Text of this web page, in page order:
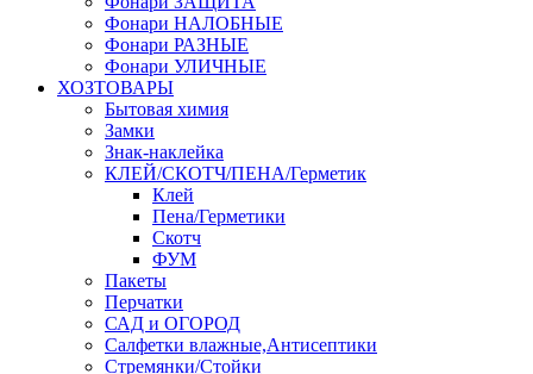
Фонари НАЛОБНЫЕ
Фонари РАЗНЫЕ
Фонари УЛИЧНЫЕ
ХОЗТОВАРЫ
Бытовая химия
Замки
Знак-наклейка
КЛЕЙ/СКОТЧ/ПЕНА/Герметик
Клей
Пена/Герметики
Скотч
ФУМ
Пакеты
Перчатки
САД и ОГОРОД
Салфетки влажные,Антисептики
Стремянки/Стойки